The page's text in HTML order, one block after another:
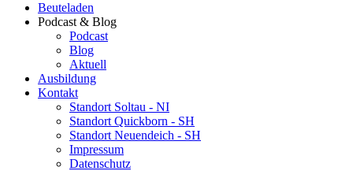
Beuteladen
Podcast & Blog
Podcast
Blog
Aktuell
Ausbildung
Kontakt
Standort Soltau - NI
Standort Quickborn - SH
Standort Neuendeich - SH
Impressum
Datenschutz